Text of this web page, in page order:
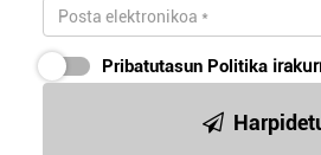
Pribatutasun Politika